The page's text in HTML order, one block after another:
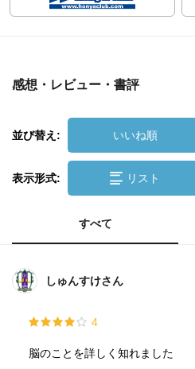
感想・レビュー・書評
並び替え: いいね順
表示形式: リスト
すべて
しゅんすけさん
4
脳のことを詳しく知れました